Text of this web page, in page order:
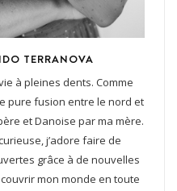
TERRANOVA
à pleines dents. Comme
pure fusion entre le nord et
et Danoise par ma mère.
j’adore faire de
grâce à de nouvelles
mon monde en toute